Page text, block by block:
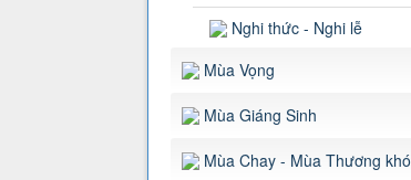
Nghi thức - Nghi lễ
Mùa Vọng
Mùa Giáng Sinh
Mùa Chay - Mùa Thương khó